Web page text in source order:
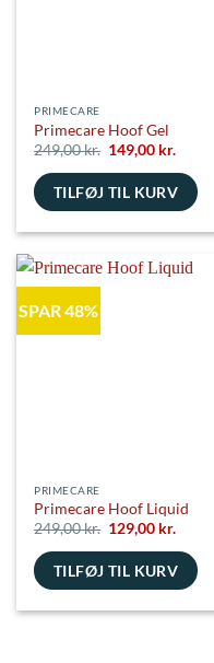
PRIMECARE
Primecare Hoof Gel
249,00kr. Den
oprindelige
pris
var:
149,00 kr.
pris
er:
TILFØJ TIL KURV
SPAR 48%
PRIMECARE
Primecare Hoof Liquid
249,00kr. Den
oprindelige
pris
var:
129,00 kr.Den
pris
er:
TILFØJ TIL KURV